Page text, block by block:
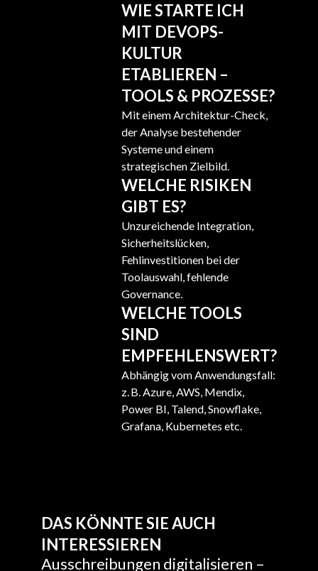
WIE STARTE ICH
MIT DEVOPS-
KULTUR
ETABLIEREN –
TOOLS & PROZESSE?
Mit einem Architektur-Check,
der Analyse bestehender
Systeme und einem
strategischen Zielbild.
WELCHE RISIKEN
GIBT ES?
Unzureichende Integration,
Sicherheitslücken,
Fehlinvestitionen bei der
Toolauswahl, fehlende
Governance.
WELCHE TOOLS
SIND
EMPFEHLENSWERT?
Abhängig vom Anwendungsfall:
z. B. Azure, AWS, Mendix,
Power BI, Talend, Snowflake,
Grafana, Kubernetes etc.
DAS KÖNNTE SIE AUCH
INTERESSIEREN
Ausschreibungen digitalisieren –